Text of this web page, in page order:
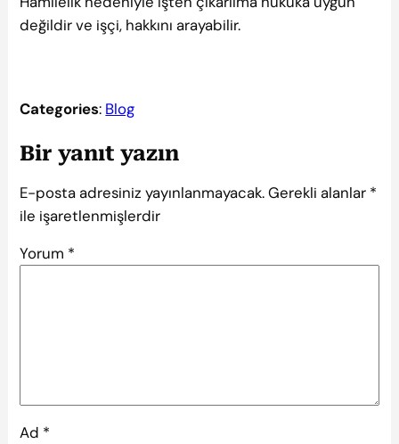
değildir ve işçi, hakkını arayabilir.
Categories: Blog
Bir yanıt yazın
E-posta adresiniz yayınlanmayacak.Gerekli alanlar *
ile işaretlenmişlerdir
Yorum *
Ad *